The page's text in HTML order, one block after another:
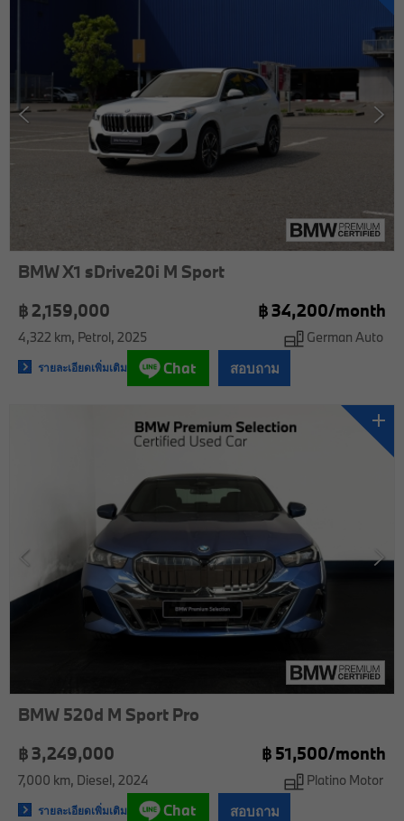
BMW X1 sDrive20i M Sport
฿ 2,159,000
฿34,200/month
4,322 km Petrol 2025 German Auto
รายละเอียดเพิ่มเติม Chat สอบถาม
BMW 520d M Sport Pro
฿ 3,249,000
฿ 51,500/month
7,000 km Diesel 2024 Platino Motor
รายละเอียดเพิ่มเติม Chat สอบถาม